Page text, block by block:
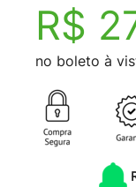
R$
no boleto à